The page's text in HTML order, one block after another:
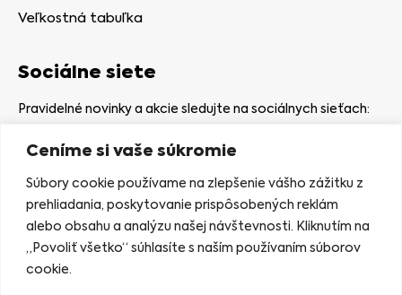
Ceníme si vaše súkromie
Súbory cookie používame na zlepšenie vášho zážitku z
prehliadania, poskytovanie prispôsobených reklám
alebo obsahu a analýzu našej návštevnosti. Kliknutím na
„Povoliť všetko“ súhlasíte s naším používaním súborov
cookie.
Veľkostná tabuľka
Sociálne siete
Pravidelné novinky a akcie sledujte na sociálnych sieťach:
Kamenná predajňa
Nám. gen. Štefaníka 7